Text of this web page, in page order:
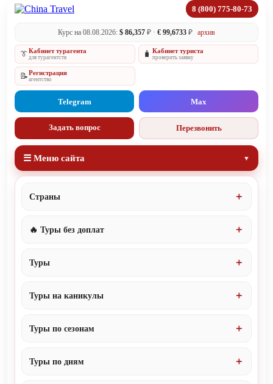
8 (800) 775-80-73
Курс на 08.08.2026: $ 86,357 ₽ · € 99,6733 ₽ архив
👔Кабинет турагента
для турагентств 🧳 Кабинет туриста
проверить заявку
📝Регистрация
агентство
Telegram Max
Задать вопрос Перезвонить
☰ Меню сайта
Страны
🔥 Туры без доплат
Туры
Туры на каникулы
Туры по сезонам
Туры по дням